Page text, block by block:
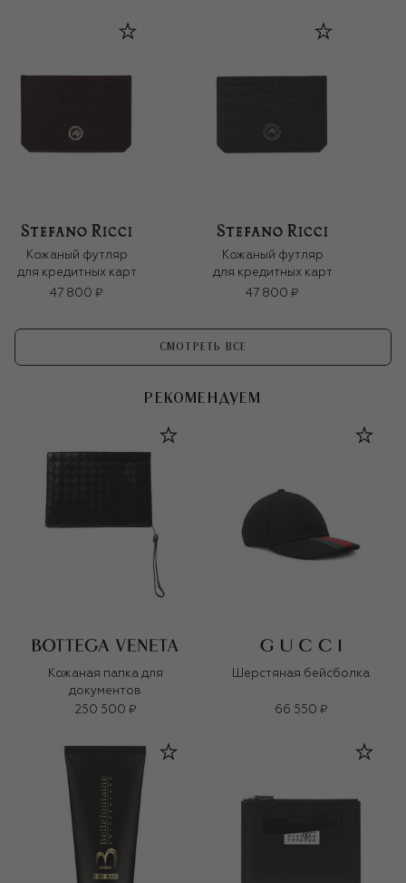
Кожаный футляр
для кредитных карт
47 800 ₽
Кожаный футляр
для кредитных карт
47 800 ₽
СМОТРЕТЬ ВСЕ
РЕКОМЕНДУЕМ
Кожаная папка для
документов
250 500 ₽
Шерстяная бейсболка
66 550 ₽